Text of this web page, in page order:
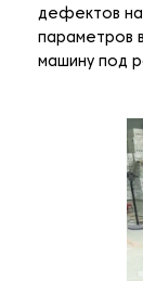
дефектов на
параметров
машину под